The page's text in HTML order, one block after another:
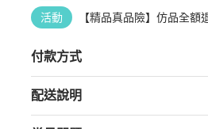
活動 【精品真品險】仿品全額
付款方式
配送說明